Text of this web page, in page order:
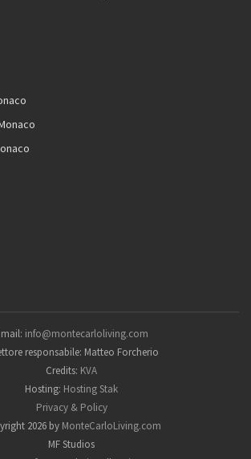
info@montecarloliving.com
responsabile: Matteo Forcherio
Credits: KVA
Hosting: Hosting Stak
Privacy & Policy
2026 by MonteCarloLiving.com
MF Studios